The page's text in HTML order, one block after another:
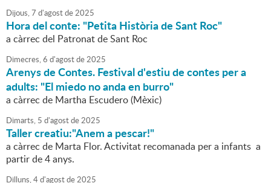
Dijous,7 d'agostde2025
Hora del conte: "Petita Història de Sant Roc"
a càrrec del Patronat de Sant Roc
Dimecres,6 d'agostde2025
Arenys de Contes. Festival d'estiu de contes per a
adults: "El miedo no anda en burro"
a càrrec de Martha Escudero (Mèxic)
Dimarts, 5 d'agostde2025
Taller creatiu:"Anem a pescar!"
a càrrec de Marta Flor. Activitat recomanada per a infants a
partir de 4 anys.
Dilluns,4d'agostde2025